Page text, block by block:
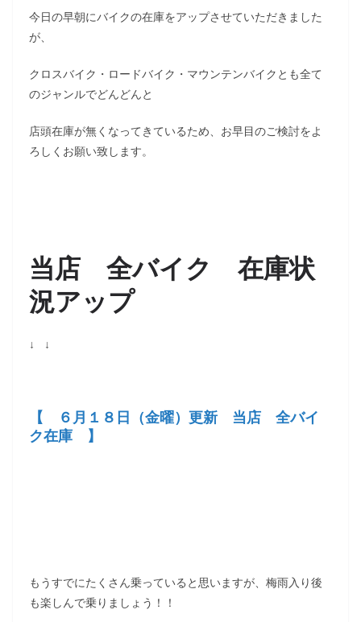
今日の早朝にバイクの在庫をアップさせていただきました
が、
クロスバイク・ロードバイク・マウンテンバイクとも全て
のジャンルでどんどんと
店頭在庫が無くなってきているため、お早目のご検討をよ
ろしくお願い致します。
当店 全バイク 在庫状
況アップ
↓ ↓
【 ６月１８日（金曜）更新 当店 全バイ
ク在庫 】
もうすでにたくさん乗っていると思いますが、梅雨入り後
も楽しんで乗りましょう！！